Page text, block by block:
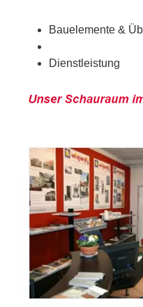
Bauelemente &
Dienstleistung